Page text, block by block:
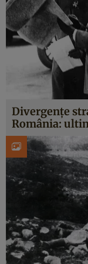
Divergențe
România: